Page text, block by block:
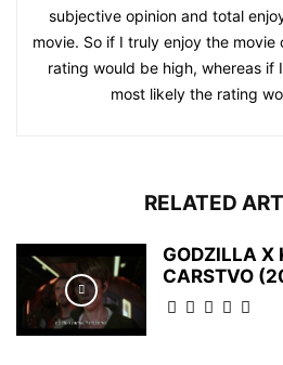
subjective opinion and total
movie. So if I truly enjoy the movie
rating would be high, whereas if
most likely the rating
RELATED
GODZILLA X
CARSTVO